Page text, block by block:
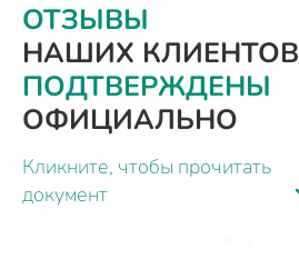
ОТЗЫВЫ
НАШИХ КЛИЕНТОВ
ПОДТВЕРЖДЕНЫ
ОФИЦИАЛЬНО
Кликните, чтобы прочитать
документ